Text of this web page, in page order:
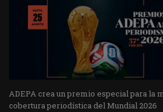
ADEPA crea un premio especial para la
cobertura periodística del Mundial 2026